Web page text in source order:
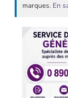
marques. En